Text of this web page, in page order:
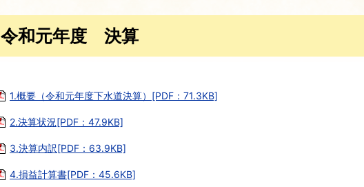
令和元年度 決算
1.概要（令和元年度下水道決算）[PDF：71.3KB]
2.決算状況[PDF：47.9KB]
3.決算内訳[PDF：63.9KB]
4.損益計算書[PDF：45.6KB]